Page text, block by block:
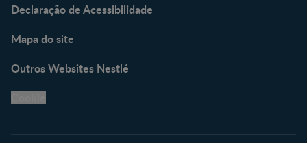
Declaração de Acessibilidade
Mapa do site
Outros Websites Nestlé